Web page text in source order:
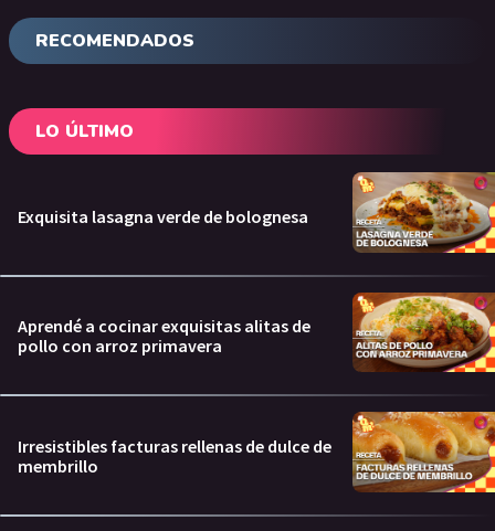
RECOMENDADOS
LO ÚLTIMO
Exquisita lasagna verde de bolognesa
Aprendé a cocinar exquisitas alitas de
pollo con arroz primavera
Irresistibles facturas rellenas de dulce de
membrillo